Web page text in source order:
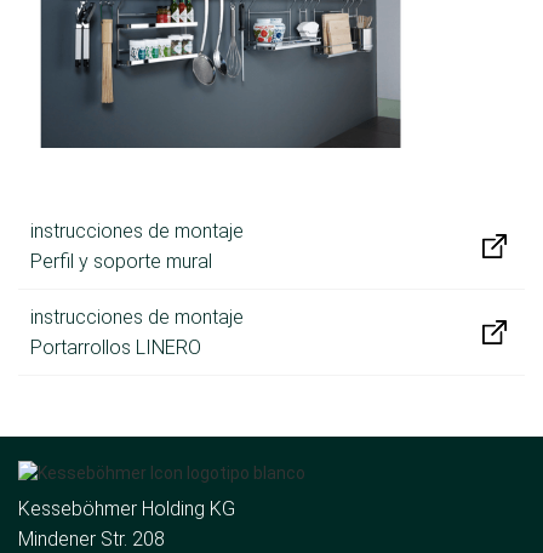
instrucciones de montaje
Perfil y soporte mural
instrucciones de montaje
Portarrollos LINERO
Kesseböhmer Holding KG
Mindener Str. 208